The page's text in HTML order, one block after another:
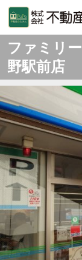
ファミリ
野駅前店